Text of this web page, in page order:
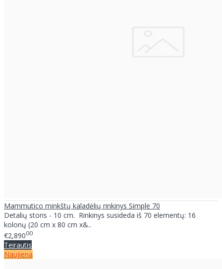
Mammutico minkštų kaladėlių rinkinys Simple 70
Detalių storis - 10 cm. Rinkinys susideda iš 70 elementų: 16
kolonų (20 cm x 80 cm x&..
€2,89000
Teirautis
Naujiena